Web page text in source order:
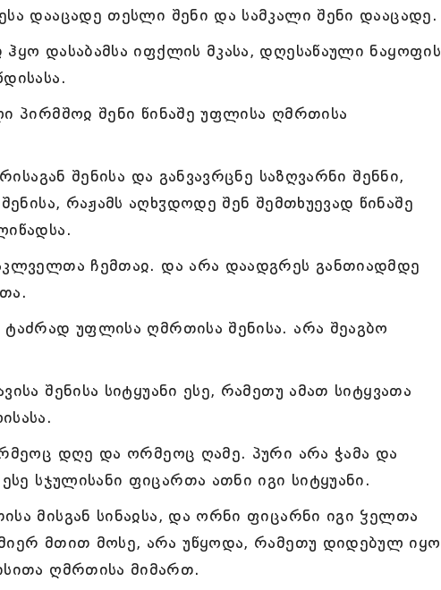
დააცადე თესლი შენი და სამკალი შენი დააცადე.
დასაბამსა იფქლის მკასა, დღესაწაული ნაყოფის
პირმშოჲ შენი წინაშე უფლისა ღმრთისა
შენისა და განვავრცნე საზღვარნი შენნი,
რაჟამს აღხჳდოდე შენ შემთხუევად წინაშე
ჩემთაჲ. და არა დაადგრეს განთიადმდე
უფლისა ღმრთისა შენისა. არა შეაგბო
შენისა სიტყუანი ესე, რამეთუ ამათ სიტყვათა
დღე და ორმეოც ღამე. პური არა ჭამა და
სჯულისანი ფიცართა ათნი იგი სიტყუანი.
მისგან სინაჲსა, და ორნი ფიცარნი იგი ჴელთა
მთით მოსე, არა უწყოდა, რამეთუ დიდებულ იყო
ღმრთისა მიმართ.